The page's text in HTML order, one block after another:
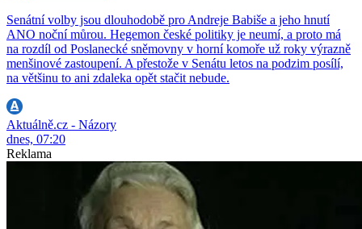
Senátní volby jsou dlouhodobě pro Andreje Babiše a jeho hnutí
ANO noční můrou. Hegemon české politiky je neumí, a proto má
na rozdíl od Poslanecké sněmovny v horní komoře už roky výrazně
menšinové zastoupení. A přestože v Senátu letos na podzim posílí,
na většinu to ani zdaleka opět stačit nebude.
Aktuálně.cz - Názory
dnes, 07:20
Reklama